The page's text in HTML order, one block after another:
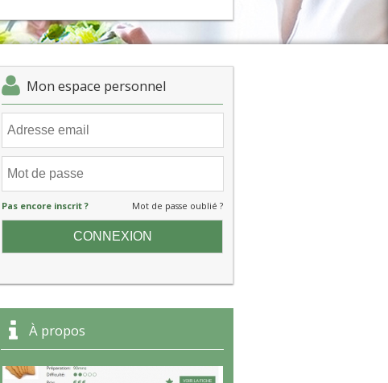
Mon espace personnel
Pas encore inscrit ? Mot de passe oublié ?
À propos